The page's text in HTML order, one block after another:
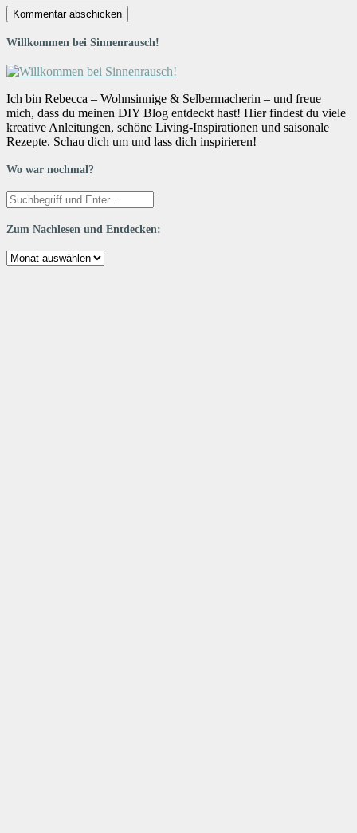
Willkommen bei Sinnenrausch!
Ich bin Rebecca – Wohnsinnige & Selbermacherin – und freue
mich, dass du meinen DIY Blog entdeckt hast! Hier findest du viele
kreative Anleitungen, schöne Living-Inspirationen und saisonale
Rezepte. Schau dich um und lass dich inspirieren!
Wo war nochmal?
Zum Nachlesen und Entdecken:
Zum